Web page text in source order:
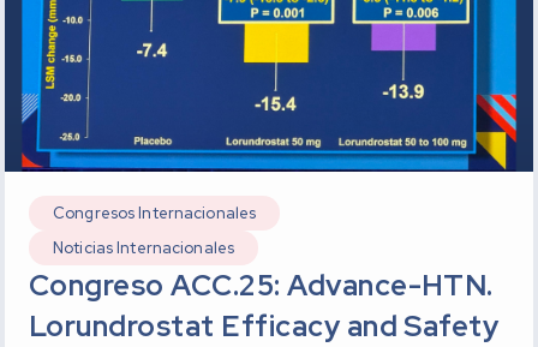
Congresos Internacionales
Noticias Internacionales
Congreso ACC.25: Advance-HTN.
Lorundrostat Efficacy and Safety